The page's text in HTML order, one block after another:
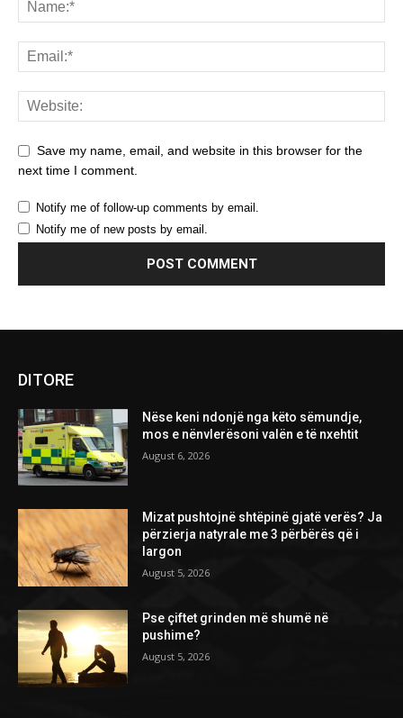
Save my name, email, and website in this browser for the
next time I comment.
Notify me of follow-up comments by email.
Notify me of new posts by email.
DITORE
Nëse keni ndonjë nga këto sëmundje,
mos e nënvlerësoni valën e të nxehtit
August 6, 2026
Mizat pushtojnë shtëpinë gjatë verës? Ja
përzierja natyrale me 3 përbërës që i
largon
August 5, 2026
Pse çiftet grinden më shumë në
pushime?
August 5, 2026